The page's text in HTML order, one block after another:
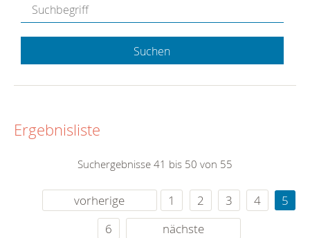
Suchen
Ergebnisliste
Suchergebnisse 41 bis 50 von 55
vorherige 1 2 3 4
5
6
nächste